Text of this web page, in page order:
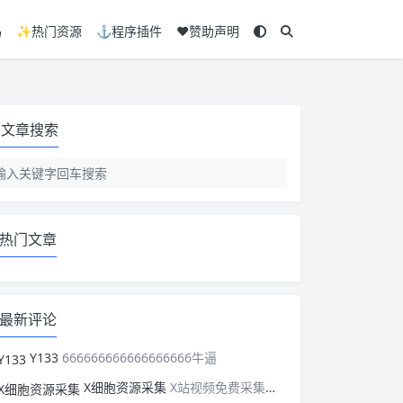
✨热门资源 ⚓程序插件 ❤️赞助声明
文章搜索
热门文章
最新评论
Y133 666666666666666666牛逼
X细胞资源采集 X站视频免费采集，可以适配此CMS，含免费模板。有需要的站长可以看看xxibaozyw.com